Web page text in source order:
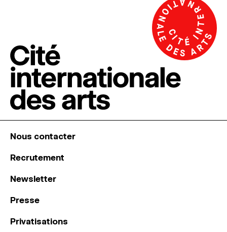
Nous contacter
Recrutement
Newsletter
Presse
Privatisations